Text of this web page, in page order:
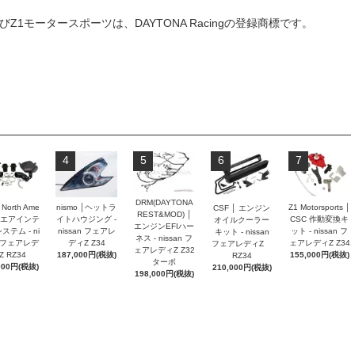
Z1モータースポーツは、DAYTONA Racingの登録商標です。
Ame
アインテ
ステム - ni
ェアレデ
RZ34
円(税抜)
4
nismo │ヘットラ
イトハウジング -
nissan フェアレ
ディZ Z34
187,000円(税抜)
5
DRM(DAYTONA
REST&MOD) │
エンジンEFIハー
ネス - nissan フ
ェアレディZ Z32
ターボ
198,000円(税抜)
6
CSF │ エンジン
オイルクーラー
キット - nissan
フェアレディZ
RZ34
210,000円(税抜)
7
Z1 Motorsports │
CSC 作動変換キ
ット - nissan フ
ェアレディZ Z34
155,000円(税抜)